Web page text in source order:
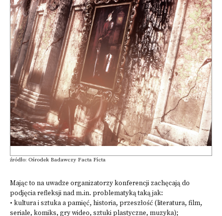
źródło: Ośrodek Badawczy Facta Ficta
Mając to na uwadze organizatorzy konferencji zachęcają do
podjęcia refleksji nad m.in. problematyką taką jak:
• kultura i sztuka a pamięć, historia, przeszłość (literatura, film,
seriale, komiks, gry wideo, sztuki plastyczne, muzyka);